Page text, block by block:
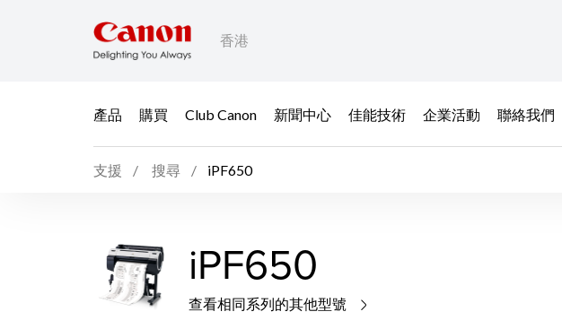
香港
產品 購買 Club Canon 新聞中心 佳能技術 企業活動 聯絡我們
支援 搜尋 iPF650
iPF650
查看相同系列的其他型號